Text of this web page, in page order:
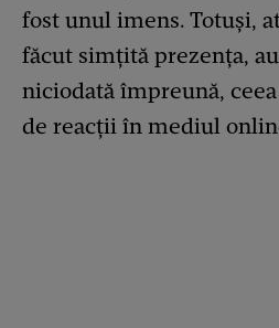
fost unul imens. Totuși,
făcut simțită prezența,
niciodată împreună,
de reacții în mediul